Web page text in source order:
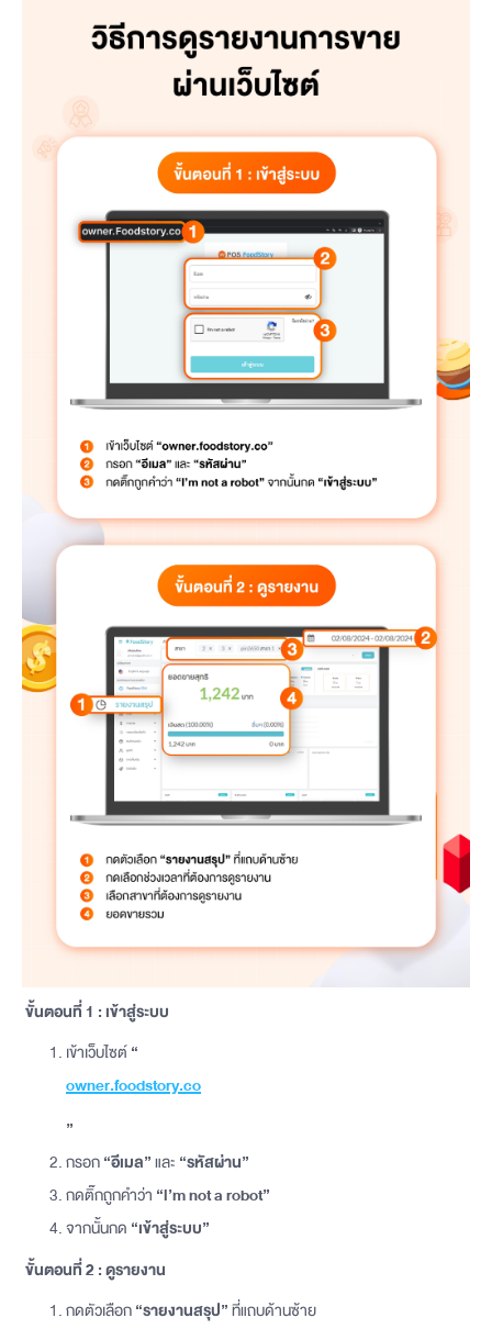
ขั้นตอนที่ 1 : เข้าสู่ระบบ
เข้าเว็บไซต์“
owner.foodstory.co
”
กรอก“อีเมล”และ “รหัสผ่าน”
กดติ๊กถูกคำว่า “l’m not a robot”
จากนั้นกด “เข้าสู่ระบบ”
ขั้นตอนที่ 2 : ดูรายงาน
กดตัวเลือก“รายงานสรุป”ที่แถบด้านซ้าย